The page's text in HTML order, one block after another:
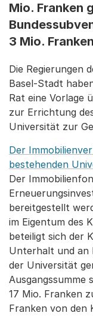
Mio. Franken
3 Mio. Franken
Die Regierungen
Basel-Stadt
Rat eine Vorlage
zur Errichtung
Universität zur
Der
bestehenden
Der
bereitgestellt
im Eigentum des
beteiligt sich der
Unterhalt und an
der Universität
Ausgangssumme
17 Mio. Franken
Franken von den